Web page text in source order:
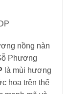
nồng nàn
Phương
là mùi hương
hoa trên thế